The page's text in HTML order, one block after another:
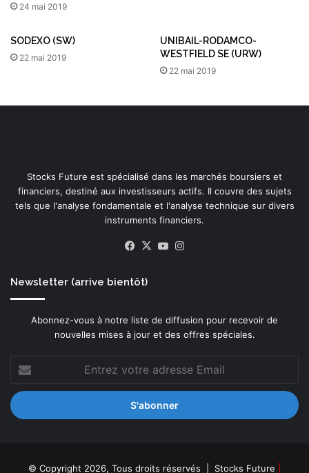
24 mai 2019
SODEXO (SW)
22 mai 2019
UNIBAIL-RODAMCO-
WESTFIELD SE (URW)
22 mai 2019
Stocks Future est spécialisé dans les marchés boursiers et
financiers, destiné aux investisseurs actifs. Il couvre des sujets
tels que l'analyse fondamentale et l'analyse technique sur divers
instruments financiers.
Facebook
X YouTube
Newsletter (arrive bientôt)
Abonnez-vous à notre liste de diffusion pour recevoir de
nouvelles mises à jour et des offres spéciales.
votre
adresse
Email
© Copyright 2026, Tous droits réservés | Stocks Future